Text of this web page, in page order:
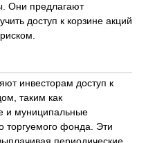
Они предлагают
доступ к корзине акций
инвесторам доступ к
таким как
и муниципальные
торгуемого фонда. Эти